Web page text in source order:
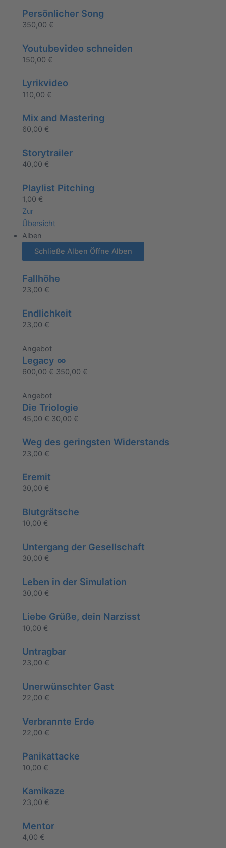
Persönlicher Song
350,00 €
Youtubevideo schneiden
150,00 €
Lyrikvideo
110,00 €
Mix and Mastering
60,00 €
Storytrailer
40,00 €
Playlist Pitching
1,00 €
Zur
Übersicht
Alben
Schließe Alben Öffne Alben
Fallhöhe
23,00 €
Endlichkeit
23,00 €
Angebot
Legacy ∞
600,00€ 350,00 €
Angebot
Die Triologie
45,00€ 30,00 €
Weg des geringsten Widerstands
23,00 €
Eremit
30,00 €
Blutgrätsche
10,00 €
Untergang der Gesellschaft
30,00 €
Leben in der Simulation
30,00 €
Liebe Grüße, dein Narzisst
10,00 €
Untragbar
23,00 €
Unerwünschter Gast
22,00 €
Verbrannte Erde
22,00 €
Panikattacke
10,00 €
Kamikaze
23,00 €
Mentor
4,00 €